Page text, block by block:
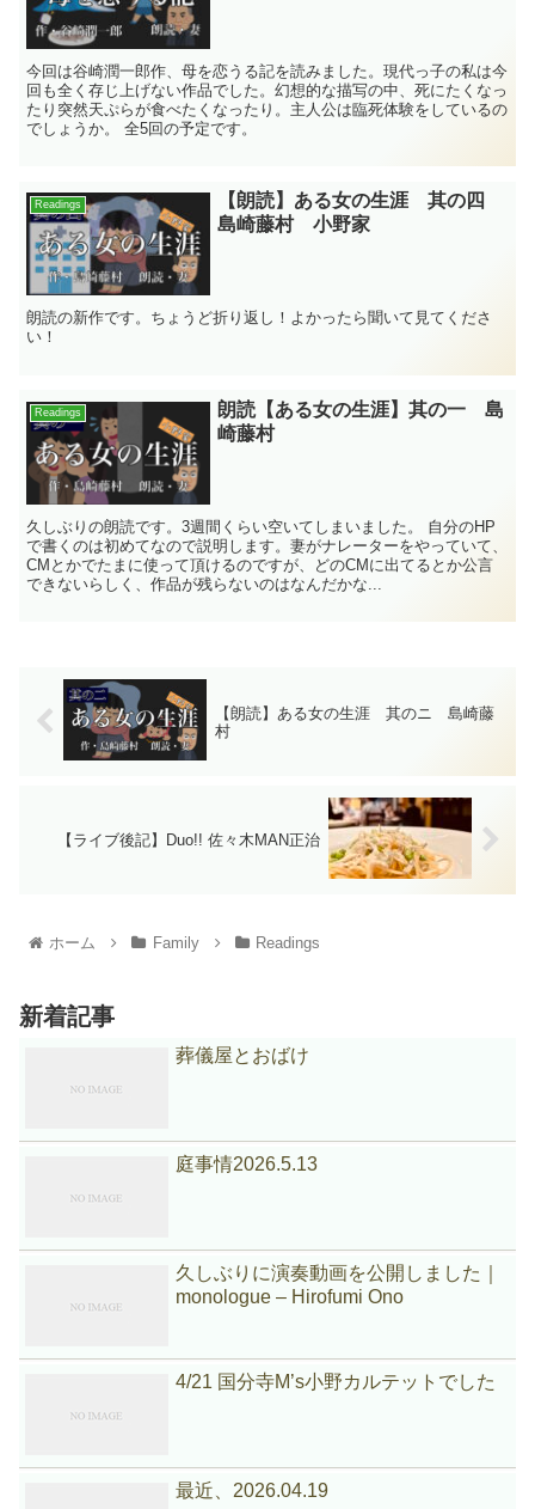
今回は谷崎潤一郎作、母を恋うる記を読みました。現代っ子の私は今
回も全く存じ上げない作品でした。幻想的な描写の中、死にたくなっ
たり突然天ぷらが食べたくなったり。主人公は臨死体験をしているの
でしょうか。 全5回の予定です。
Readings
【朗読】ある女の生涯 其の四
島崎藤村 小野家
朗読の新作です。ちょうど折り返し！よかったら聞いて見てくださ
い！
Readings
朗読【ある女の生涯】其の一 島
崎藤村
久しぶりの朗読です。3週間くらい空いてしまいました。 自分のHP
で書くのは初めてなので説明します。妻がナレーターをやっていて、
CMとかでたまに使って頂けるのですが、どのCMに出てるとか公言
できないらしく、作品が残らないのはなんだかな...
【朗読】ある女の生涯 其のニ 島崎藤
村
【ライブ後記】Duo!! 佐々木MAN正治
ホーム Family Readings
新着記事
葬儀屋とおばけ
庭事情2026.5.13
久しぶりに演奏動画を公開しました｜
monologue – Hirofumi Ono
4/21 国分寺M’s小野カルテットでした
最近、2026.04.19